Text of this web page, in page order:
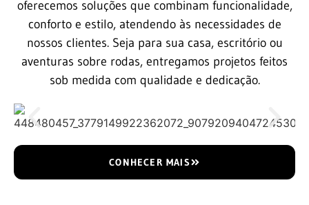
oferecemos soluções que combinam funcionalidade,
conforto e estilo, atendendo às necessidades de
nossos clientes. Seja para sua casa, escritório ou
aventuras sobre rodas, entregamos projetos feitos
sob medida com qualidade e dedicação.
CONHECER MAIS